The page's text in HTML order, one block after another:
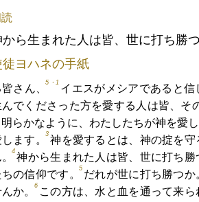
から生まれた人は皆、世に打ち勝つ
徒ヨハネの手紙
さん、
5・1
イエスがメシアであると
でくださった方を愛する人は皆、そ
明らかなように、わたしたちが神を愛
ます。
3
神を愛するとは、神の掟を
。
4
神から生まれた人は皆、世に打ち
の信仰です。
5
だれが世に打ち勝つ
んか。
6
この方は、水と血を通って来